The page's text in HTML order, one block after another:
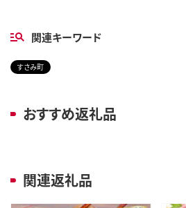
関連キーワード
すさみ町
おすすめ返礼品
関連返礼品